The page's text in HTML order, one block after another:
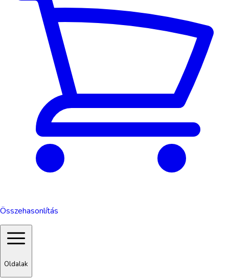
Összehasonlítás
Oldalak